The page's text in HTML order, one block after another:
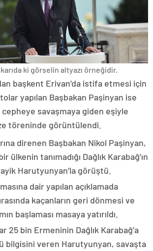
ki görselin altyazı örneğidir.
başkent Erivan’da istifa etmesi için
yapılan Başbakan Paşinyan ise
savaşmaya giden eşiyle
töreninde görüntülendi.
direnen Başbakan Nikol Paşinyan,
ülkenin tanımadığı Dağlık Karabağ’ın
Harutyunyan’la görüştü.
dair yapılan açıklamada
kaçanların geri dönmesi ve
başlaması masaya yatırıldı.
25 bin Ermeninin Dağlık Karabağ’a
bilgisini veren Harutyunyan, savaşta